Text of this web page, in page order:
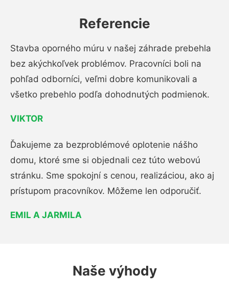
Referencie
Stavba oporného múru v našej záhrade prebehla
bez akýchkoľvek problémov. Pracovníci boli na
pohľad odborníci, veľmi dobre komunikovali a
všetko prebehlo podľa dohodnutých podmienok.
VIKTOR
Ďakujeme za bezproblémové oplotenie nášho
domu, ktoré sme si objednali cez túto webovú
stránku. Sme spokojní s cenou, realizáciou, ako aj
prístupom pracovníkov. Môžeme len odporučiť.
EMIL A JARMILA
Naše výhody